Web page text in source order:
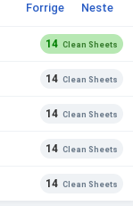
Forrige Neste
14 Clean Sheets
14 Clean Sheets
14 Clean Sheets
14 Clean Sheets
14 Clean Sheets